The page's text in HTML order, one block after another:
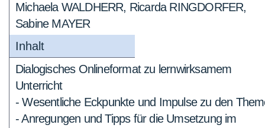
Michaela WALDHERR, Ricarda RINGDORFER,
Sabine MAYER
Inhalt
Dialogisches Onlineformat zu lernwirksamem
Unterricht
- Wesentliche Eckpunkte und Impulse zu den
- Anregungen und Tipps für die Umsetzung im